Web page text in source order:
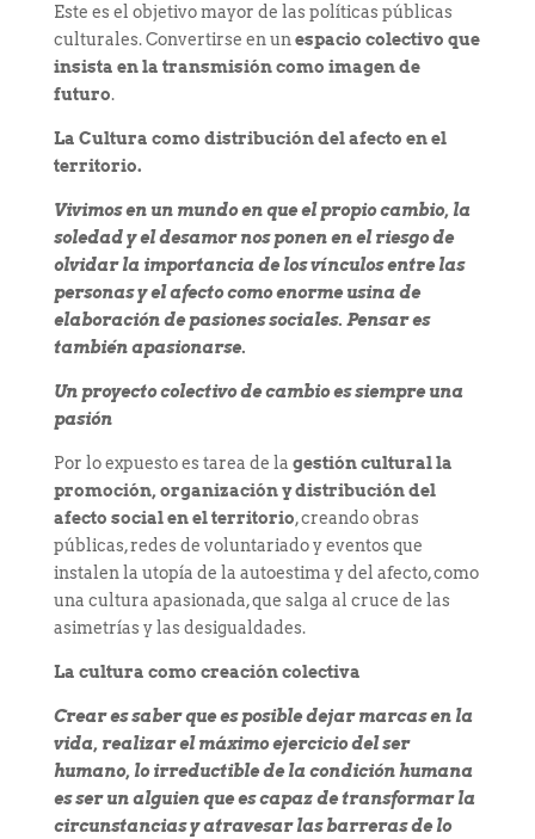
Este es el objetivo mayor de las políticas públicas
culturales. Convertirse en un espacio colectivo que
insista en la transmisión como imagen de
futuro.
La Cultura como distribución del afecto en el
territorio.
Vivimos en un mundo en que el propio cambio, la
soledad y el desamor nos ponen en el riesgo de
olvidar la importancia de los vínculos entre las
personas y el afecto como enorme usina de
elaboración de pasiones sociales. Pensar es
también apasionarse.
Un proyecto colectivo de cambio es siempre una
pasión
Por lo expuesto es tarea de la gestión cultural la
promoción, organización y distribución del
afecto social en el territorio, creando obras
públicas, redes de voluntariado y eventos que
instalen la utopía de la autoestima y del afecto, como
una cultura apasionada, que salga al cruce de las
asimetrías y las desigualdades.
La cultura como creación colectiva
Crear es saber que es posible dejar marcas en la
vida, realizar el máximo ejercicio del ser
humano, lo irreductible de la condición humana
es ser un alguien que es capaz de transformar la
circunstancias y atravesar las barreras de lo